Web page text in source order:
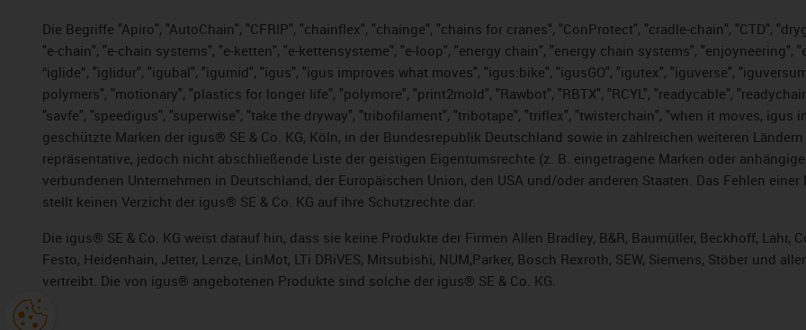
Die Begriffe "Apiro", "AutoChain", "CFRIP", "chainflex", "chainge", "chains for cranes", "ConProtect", "cradle-chain", "CTD",
"e-chain", "e-chain systems", "e-ketten", "e-kettensysteme", "e-loop", "energy chain", "energy chain systems", "enjoyneering",
“iglide”, "iglidur", "igubal", "igumid", "igus", "igus improves what moves", "igus:bike", "igusGO", "igutex", "iguverse",
polymers", "motionary", "plastics for longer life", "polymore", "print2mold", "Rawbot", "RBTX", "RCYL", "readycable",
"savfe", "speedigus", "superwise", "take the dryway", "tribofilament", "tribotape", "triflex", "twisterchain", "when it moves,
geschützte Marken der igus® SE & Co. KG, Köln, in der Bundesrepublik Deutschland sowie in zahlreichen weiteren
repräsentative, jedoch nicht abschließende Liste der geistigen Eigentumsrechte (z. B. eingetragene Marken oder
verbundenen Unternehmen in Deutschland, der Europäischen Union, den USA und/oder anderen Staaten. Das Fehlen
stellt keinen Verzicht der igus® SE & Co. KG auf ihre Schutzrechte dar.
Die igus® SE & Co. KG weist darauf hin, dass sie keine Produkte der Firmen Allen Bradley, B&R, Baumüller, Beckhoff, Lahr,
Festo, Heidenhain, Jetter, Lenze, LinMot, LTi DRiVES, Mitsubishi, NUM,Parker, Bosch Rexroth, SEW, Siemens, Stöber und
vertreibt. Die von igus® angebotenen Produkte sind solche der igus® SE & Co. KG.